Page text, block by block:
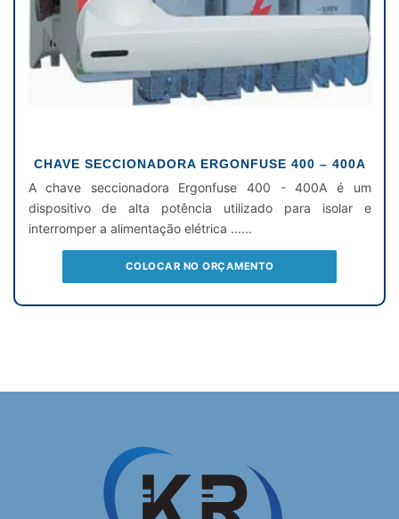
CHAVE SECCIONADORA ERGONFUSE 400 – 400A
A chave seccionadora Ergonfuse 400 - 400A é um
dispositivo de alta potência utilizado para isolar e
interromper a alimentação elétrica ......
COLOCAR NO ORÇAMENTO